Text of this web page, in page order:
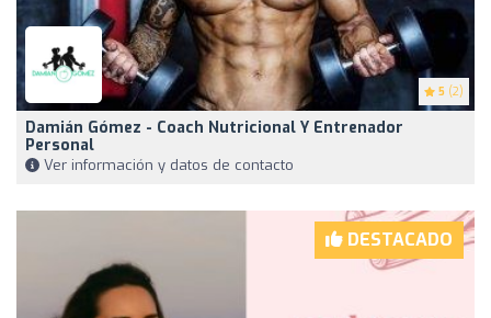
5 (2)
Damián Gómez - Coach Nutricional Y Entrenador
Personal
Ver información y datos de contacto
DESTACADO